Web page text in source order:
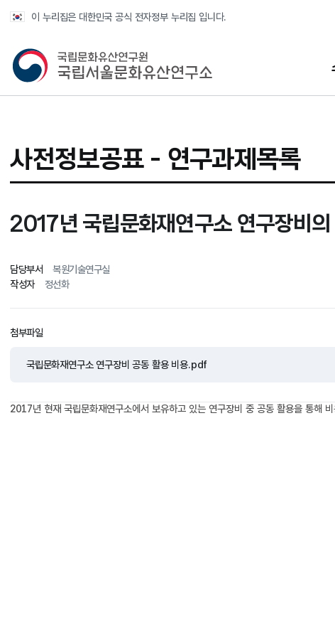
이 누리집은 대한민국 공식 전자정부 누리집 입니다.
국가유산청 국립서울문화유산연구소
사전정보공표 - 연구과제목록
2017년 국립문화재연구소 연구장비의
담당부서 복원기술연구실
작성자
정선화
첨부파일
국립문화재연구소 연구장비 공동 활용 비용.pdf
2017년 현재 국립문화재연구소에서 보유하고 있는 연구장비 중 공동 활용을 통해